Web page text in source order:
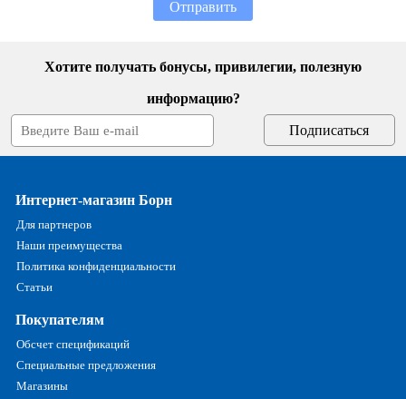
Отправить
Хотите получать бонусы, привилегии, полезную
информацию?
Интернет-магазин Борн
Для партнеров
Наши преимущества
Политика конфиденциальности
Статьи
Покупателям
Обсчет спецификаций
Специальные предложения
Магазины